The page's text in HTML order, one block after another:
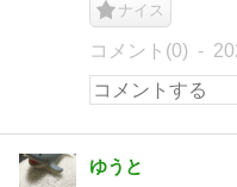
ナイス
コメント(0)
ゆうと